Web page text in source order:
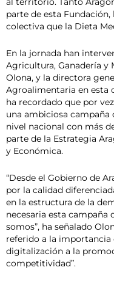
parte de esta
colectiva que la Dieta
En la jornada han
Agricultura, Ganadería y
Olona, y la directora
Agroalimentaria en esta
ha recordado que por
una ambiciosa
nivel nacional con más
parte de la Estrategia
y Económica.
“Desde el Gobierno de
por la calidad
en la estructura de la
necesaria esta
somos”, ha señalado
referido a la importancia
digitalización a la
competitividad”.